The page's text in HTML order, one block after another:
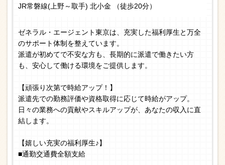
JR常磐線(上野～取手) 北小金 （徒歩20分）
ゼネラル・エージェント東京は、充実した福利厚生と万全
のサポート体制を整えています。
派遣が初めてで不安な方も、長期的に派遣で働きたい方
も、安心して働ける環境をご提供します。
【頑張り次第で時給アップ！】
派遣先での勤務評価や資格取得に応じて時給がアップ。
日々の業務への貢献やスキルアップが、あなたの収入に直
結します。
【嬉しい充実の福利厚生♪】
■通勤交通費全額支給